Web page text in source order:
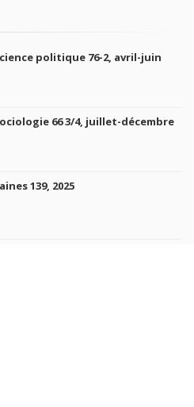
politique 76-2, avril-juin
66 3/4, juillet-décembre
139, 2025